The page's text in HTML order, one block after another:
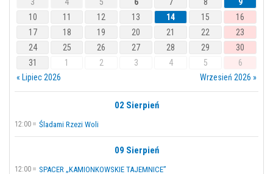
10
11 12 13 14 15
16
17
18 19 20 21 22
23
24
25 26 27 28 29
30
31
1 2 3 4 5
6
« Lipiec 2026
Wrzesień 2026 »
02 Sierpień
12:00 Śladami Rzezi Woli
09 Sierpień
12:00 SPACER „KAMIONKOWSKIE TAJEMNICE”